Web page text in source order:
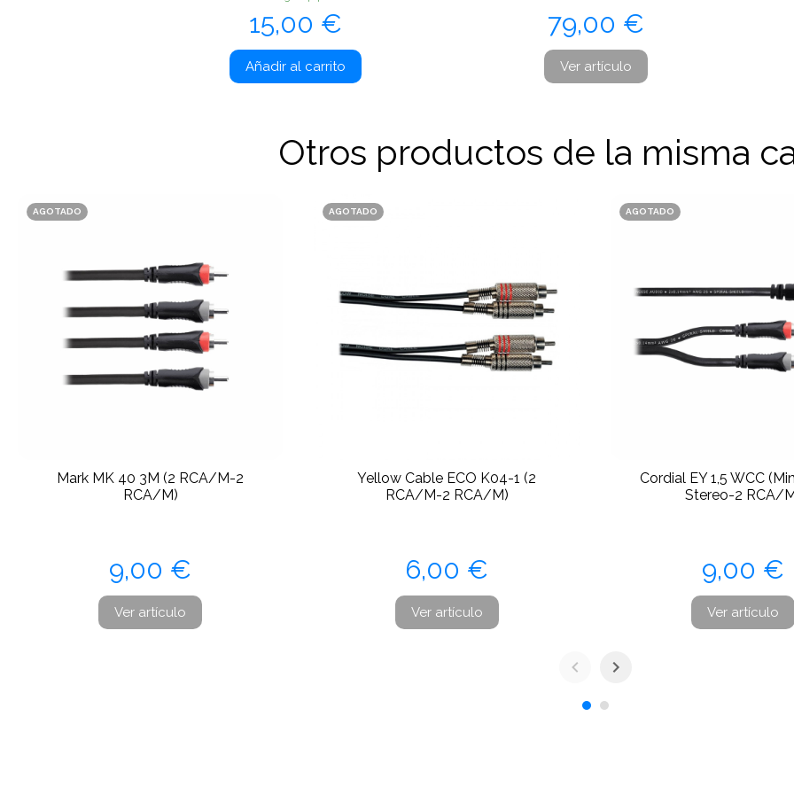
Precio
15,00 €
Añadir al carrito
Precio
79,00 €
Ver artículo
Otros productos de la misma
AGOTADO
Mark MK 40 3M (2 RCA/M-2
RCA/M)
Precio
9,00 €
Ver artículo
AGOTADO
Yellow Cable ECO K04-1 (2
RCA/M-2 RCA/M)
Precio
6,00 €
Ver artículo
AGOTADO
Cordial EY 1,5 WCC
Stereo-2 RCA/
Precio
9,00 €
Ver artículo